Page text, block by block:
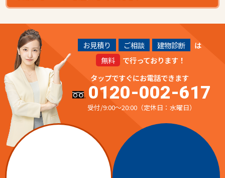
お見積り ご相談 建物診断
は
無料
で行っております！
タップですぐにお電話できます
0120-002-617
受付/9:00～20:00（定休日：水曜日）